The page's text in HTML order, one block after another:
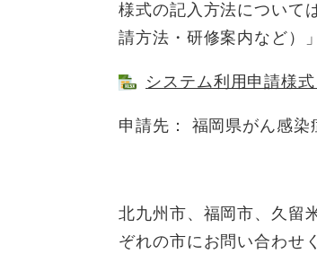
様式の記入方法について
請方法・研修案内など）
システム利用申請様
申請先： 福岡県がん感
北九州市、福岡市、久留
ぞれの市にお問い合わせ